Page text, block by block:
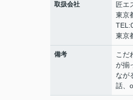
取扱会社
匠エ
東京
東京
備考
こだ
が揃
なが
話、